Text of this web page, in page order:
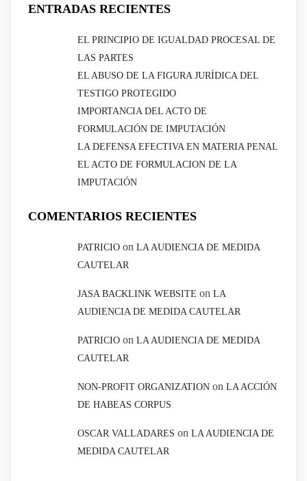
ENTRADAS RECIENTES
EL PRINCIPIO DE IGUALDAD PROCESAL DE
LAS PARTES
EL ABUSO DE LA FIGURA JURÍDICA DEL
TESTIGO PROTEGIDO
IMPORTANCIA DEL ACTO DE
FORMULACIÓN DE IMPUTACIÓN
LA DEFENSA EFECTIVA EN MATERIA PENAL
EL ACTO DE FORMULACION DE LA
IMPUTACIÓN
COMENTARIOS RECIENTES
PATRICIO on LA AUDIENCIA DE MEDIDA
CAUTELAR
JASA BACKLINK WEBSITE on LA
AUDIENCIA DE MEDIDA CAUTELAR
PATRICIO on LA AUDIENCIA DE MEDIDA
CAUTELAR
NON-PROFIT ORGANIZATION on LA ACCIÓN
DE HABEAS CORPUS
OSCAR VALLADARES on LA AUDIENCIA DE
MEDIDA CAUTELAR